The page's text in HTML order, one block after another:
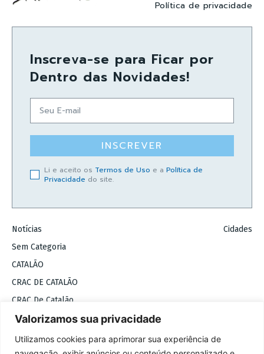
Valorizamos sua privacidade
Utilizamos cookies para aprimorar sua experiência de
Política de privacidade
Inscreva-se para Ficar por
Dentro das Novidades!
INSCREVER
Li e aceito os Termos de Uso e a Política de
Privacidade do site.
Notícias
Sem Categoria
CATALÃO
CRAC DE CATALÃO
CRAC De Catalão
Cidades
COPYRIGHT 2026 © BADIINHO